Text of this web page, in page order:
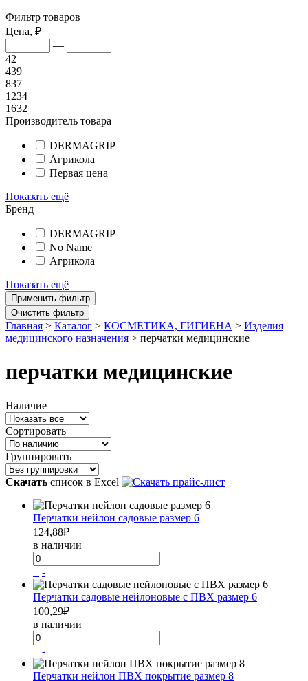
Фильтр товаров
Цена, ₽
—
42
439
837
1234
1632
Производитель товара
DERMAGRIP
Агрикола
Первая цена
Показать ещё
Бренд
DERMAGRIP
No Name
Агрикола
Показать ещё
Главная > Каталог > КОСМЕТИКА, ГИГИЕНА > Изделия
медицинского назначения > перчатки медицинские
перчатки медицинские
Наличие
Сортировать
Группировать
Скачать список в Excel
Перчатки нейлон садовые размер 6
124,88₽
в наличии
+ -
Перчатки садовые нейлоновые с ПВХ размер 6
100,29₽
в наличии
+ -
Перчатки нейлон ПВХ покрытие размер 8